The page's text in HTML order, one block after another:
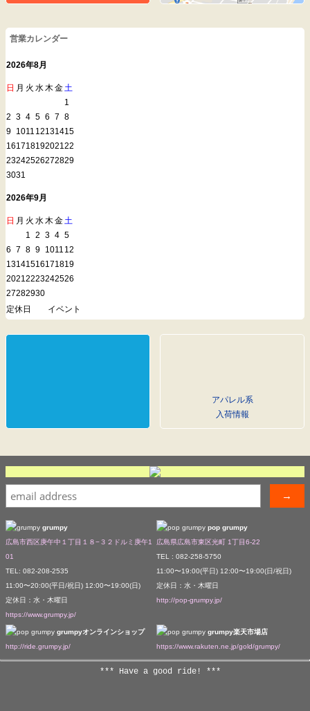
営業カレンダー
2026年8月
日 月 火 水 木 金 土
1
2 3 4 5 6 7 8
9 1011 12131415
161718192021 22
23242526272829
3031
2026年9月
日 月 火 水 木 金 土
1
2 3 4 5
6 7 8 9 1011 12
13141516171819
2021 2223242526
27282930
定休日
イベント
アパレル系
入荷情報
grumpy
広島市西区庚午中１丁目１８−３２ドルミ庚午1
01
TEL: 082-208-2535
11:00〜20:00(平日/祝日) 12:00〜19:00(日)
定休日：水・木曜日
https://www.grumpy.jp/
pop grumpy
広島県広島市東区光町 1丁目6-22
TEL : 082-258-5750
11:00〜19:00(平日) 12:00〜19:00(日/祝日)
定休日：水・木曜日
http://pop-grumpy.jp/
grumpyオンラインショップ
http://ride.grumpy.jp/
grumpy楽天市場店
https://www.rakuten.ne.jp/gold/grumpy/
*** Have a good ride! ***